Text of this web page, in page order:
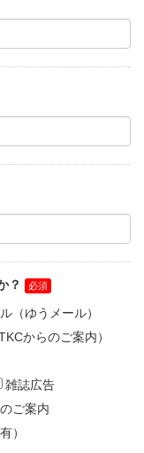
？
（ゆうメール）
からのご案内）
雑誌広告
ご案内
）